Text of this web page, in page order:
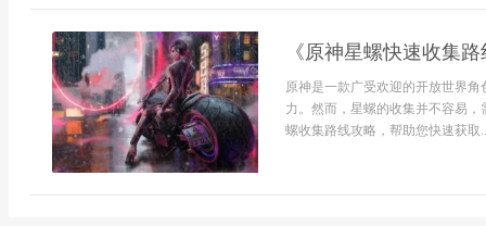
《原神星螺快速收集
原神是一款广受欢迎的开放世界
力。然而，星螺的收集并不容易
螺收集路线攻略，帮助您快速获取